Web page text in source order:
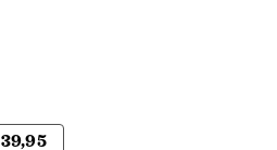
39,95